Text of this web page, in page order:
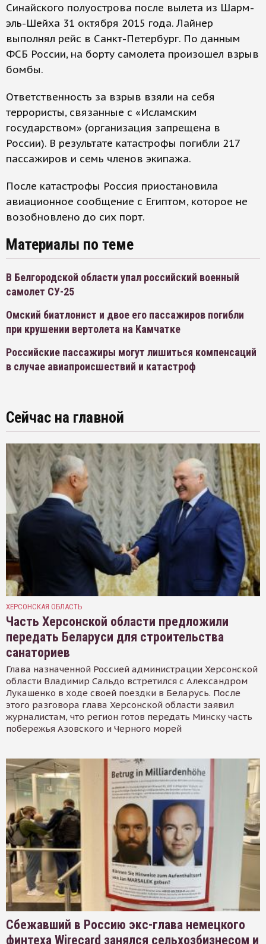
Синайского полуострова после вылета из Шарм-
эль-Шейха 31 октября 2015 года. Лайнер
выполнял рейс в Санкт-Петербург. По данным
ФСБ России, на борту самолета произошел взрыв
бомбы.
Ответственность за взрыв взяли на себя
террористы, связанные с «Исламским
государством» (организация запрещена в
России). В результате катастрофы погибли 217
пассажиров и семь членов экипажа.
После катастрофы Россия приостановила
авиационное сообщение с Египтом, которое не
возобновлено до сих порт.
Материалы по теме
В Белгородской области упал российский военный
самолет СУ-25
Омский биатлонист и двое его пассажиров погибли
при крушении вертолета на Камчатке
Российские пассажиры могут лишиться компенсаций
в случае авиапроисшествий и катастроф
Сейчас на главной
ХЕРСОНСКАЯ ОБЛАСТЬ
Часть Херсонской области предложили
передать Беларуси для строительства
санаториев
Глава назначенной Россией администрации Херсонской
области Владимир Сальдо встретился с Александром
Лукашенко в ходе своей поездки в Беларусь. После
этого разговора глава Херсонской области заявил
журналистам, что регион готов передать Минску часть
побережья Азовского и Черного морей
Сбежавший в Россию экс-глава немецкого
финтеха Wirecard занялся сельхозбизнесом и